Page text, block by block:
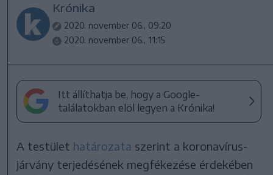
Krónika
2020. november 06., 09:20
2020. november 06., 11:15
Itt állíthatja be, hogy a Google-
találatokban elöl legyen a Krónika!
A testület határozata szerint a koronavírus-
járvány terjedésének megfékezése érdekében